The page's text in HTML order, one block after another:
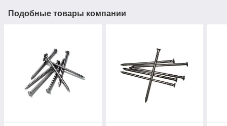
Подобные товары компании